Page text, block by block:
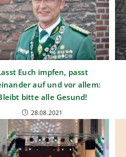
Euch impfen, passt
auf und vor allem:
bitte alle Gesund!
28.08.2021